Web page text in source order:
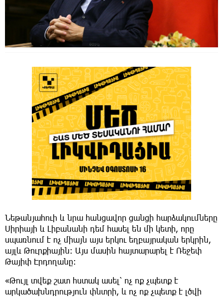
Նեթանյահուի և նրա հանցավոր ցանցի հարձակումները
Սիրիայի և Լիբանանի դեմ հասել են մի կետի, որը
սպառնում է ոչ միայն այս երկու եղբայրական երկրին,
այլև Թուրքիային: Այս մասին հայտարարել է Ռեջեփ
Թայիփ Էրդողանը:
«Թույլ տվեք շատ հստակ ասել՝ ոչ ոք չպետք է
արկածախնդրություն փնտրի, և ոչ ոք չպետք է լծվի